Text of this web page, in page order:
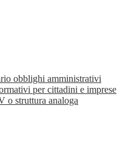
obblighi amministrativi
per cittadini e imprese
o struttura analoga